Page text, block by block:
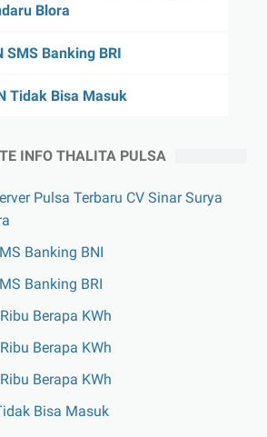
Blora
SMS Banking BRI
Tidak Bisa Masuk
INFO THALITA PULSA
Pulsa Terbaru CV Sinar Surya
Banking BNI
Banking BRI
Berapa KWh
Berapa KWh
Berapa KWh
Bisa Masuk